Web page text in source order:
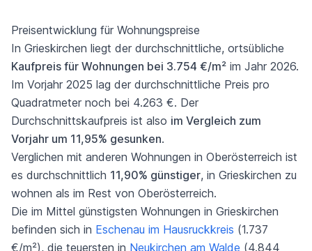
Preisentwicklung für Wohnungspreise
In Grieskirchen liegt der durchschnittliche, ortsübliche
Kaufpreis für Wohnungen bei 3.754 €/m² im Jahr 2026.
Im Vorjahr 2025 lag der durchschnittliche Preis pro
Quadratmeter noch bei 4.263 €. Der
Durchschnittskaufpreis ist also im Vergleich zum
Vorjahr um 11,95% gesunken.
Verglichen mit anderen Wohnungen in Oberösterreich ist
es durchschnittlich 11,90% günstiger, in Grieskirchen zu
wohnen als im Rest von Oberösterreich.
Die im Mittel günstigsten Wohnungen in Grieskirchen
befinden sich in Eschenau im Hausruckkreis (1.737
€/m²), die teuersten in Neukirchen am Walde (4.844